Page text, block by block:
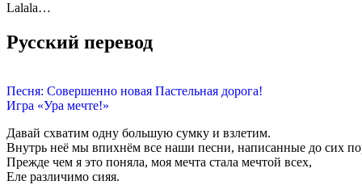
Lalala…
Русский перевод
Песня: Совершенно новая Пастельная дорога!
Игра «Ура мечте!»
Давай схватим одну большую сумку и взлетим.
Внутрь неё мы впихнём все наши песни, написанные до сих
Прежде чем я это поняла, моя мечта стала мечтой всех,
Еле различимо сияя.